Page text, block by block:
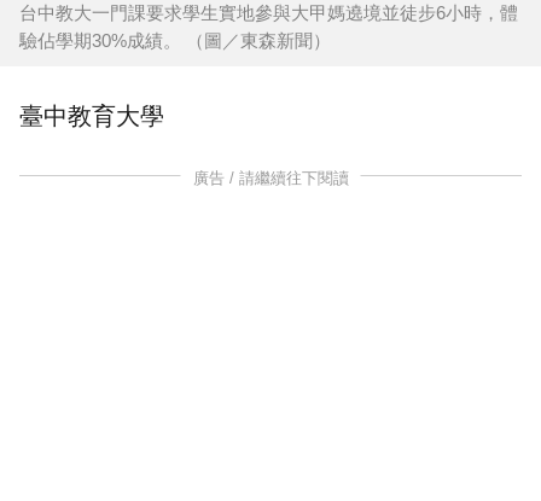
台中教大一門課要求學生實地參與大甲媽遶境並徒步6小時，體
驗佔學期30%成績。 （圖／東森新聞）
臺中教育大學
廣告 / 請繼續往下閱讀